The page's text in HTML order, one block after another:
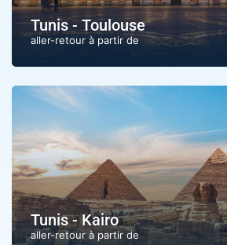
Tunis - Toulouse
aller-retour à partir de
Tunis - Kairo
aller-retour à partir de